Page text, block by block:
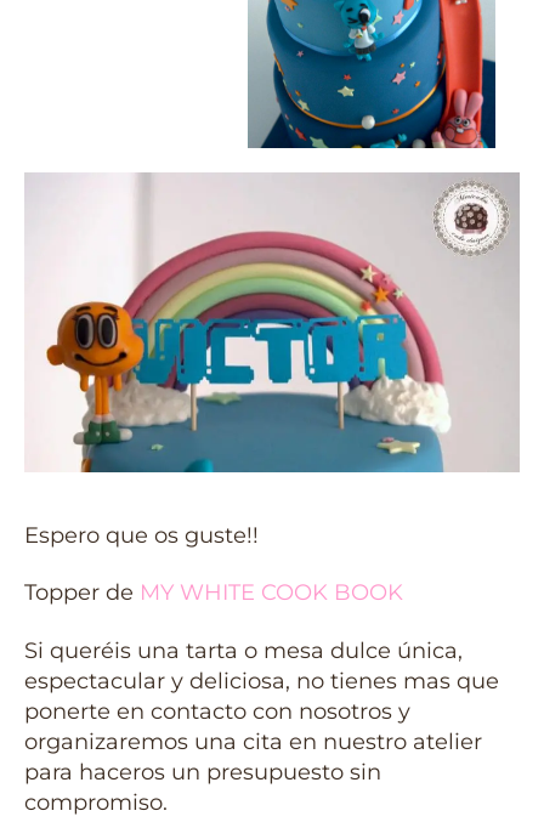
Espero que os guste!!
Topper de MY WHITE COOK BOOK
Si queréis una tarta o mesa dulce única,
espectacular y deliciosa, no tienes mas que
ponerte en contacto con nosotros y
organizaremos una cita en nuestro atelier
para haceros un presupuesto sin
compromiso.